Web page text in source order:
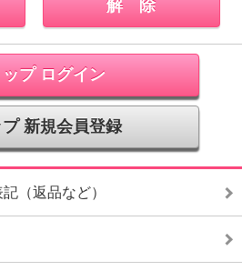
ップ ログイン
プ 新規会員登録
（返品など）